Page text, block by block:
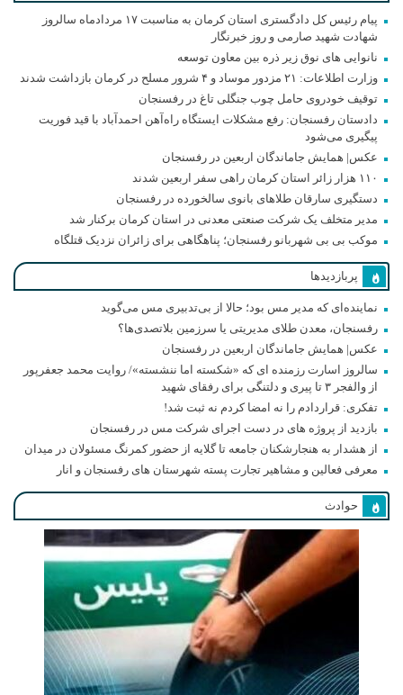
پیام رئیس کل دادگستری استان کرمان به مناسبت ۱۷ مردادماه سالروز
شهادت شهید صارمی و روز خبرنگار
نانوایی های نوق زیر ذره بین معاون توسعه
وزارت اطلاعات: ۲۱ مزدور موساد و ۴ شرور مسلح در کرمان بازداشت شدند
توقیف خودروی حامل چوب جنگلی تاغ در رفسنجان
دادستان رفسنجان: رفع مشکلات ایستگاه راه‌آهن احمدآباد با قید فوریت
پیگیری می‌شود
عکس| همایش جاماندگان اربعین در رفسنجان
۱۱۰ هزار زائر استان کرمان راهی سفر اربعین شدند
دستگیری سارقان طلاهای بانوی سالخورده در رفسنجان
مدیر متخلف یک شرکت صنعتی معدنی در استان کرمان برکنار شد
موکب بی بی شهربانو رفسنجان؛ پناهگاهی برای زائران نزدیک قتلگاه
پربازدیدها
نماینده‌ای که مدیر مس بود؛ حالا از بی‌تدبیری مس می‌گوید
رفسنجان، معدن طلای مدیریتی یا سرزمین بلاتصدی‌ها؟
عکس| همایش جاماندگان اربعین در رفسنجان
سالروز اسارت رزمنده ای که «شکسته اما ننشسته»/ روایت محمد جعفرپور
از والفجر ۳ تا پیری و دلتنگی برای رفقای شهید
تفکری: قراردادم را نه امضا کردم نه ثبت شد!
بازدید از پروژه های در دست اجرای شرکت مس در رفسنجان
از هشدار به هنجارشکنان جامعه تا گلایه از حضور کمرنگ مسئولان در میدان
معرفی فعالین و مشاهیر تجارت پسته شهرستان های رفسنجان و انار
حوادث